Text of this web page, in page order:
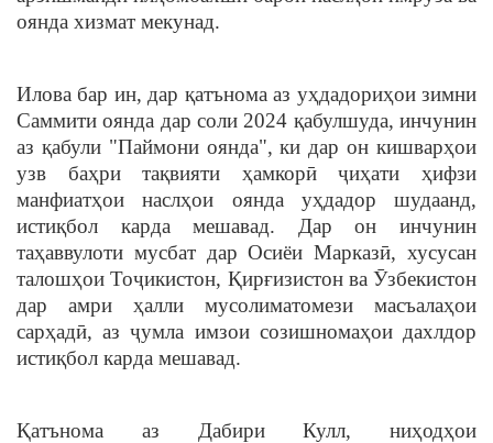
оянда хизмат мекунад.
Илова бар ин, дар қатънома аз уҳдадориҳои зимни
Саммити оянда дар соли 2024 қабулшуда, инчунин
аз қабули "Паймони оянда", ки дар он кишварҳои
узв баҳри тақвияти ҳамкорӣ ҷиҳати ҳифзи
манфиатҳои наслҳои оянда уҳдадор шудаанд,
истиқбол карда мешавад. Дар он инчунин
таҳаввулоти мусбат дар Осиёи Марказӣ, хусусан
талошҳои Тоҷикистон, Қирғизистон ва Ӯзбекистон
дар амри ҳалли мусолиматомези масъалаҳои
сарҳадӣ, аз ҷумла имзои созишномаҳои дахлдор
истиқбол карда мешавад.
Қатънома аз Дабири Кулл, ниҳодҳои